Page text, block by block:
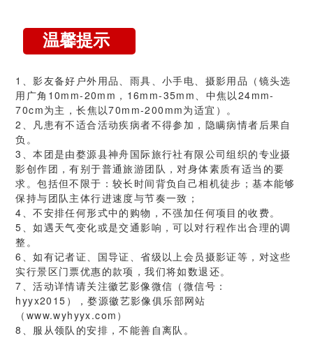
温馨提示
1、影友备好户外用品、雨具、小手电、摄影用品（镜头选
用广角10mm-20mm，16mm-35mm、中焦以24mm-
70cm为主，长焦以70mm-200mm为适宜）。
2、凡患有不适合活动疾病者不得参加，隐瞒病情者后果自
负。
3、本团是由婺源县神舟国际旅行社有限公司组织的专业摄
影创作团，有别于普通旅游团队，对身体素质有适当的要
求。包括但不限于：较长时间背负自己相机徒步；基本能够
保持与团队主体行进速度与节奏一致；
4、不安排任何形式中的购物，不强加任何项目的收费。
5、如遇天气变化或是交通影响，可以对行程作出合理的调
整。
6、如有记者证、国导证、省级以上会员摄影证等，对这些
实行景区门票优惠的款项，我们将如数退还。
7、活动详情请关注徽艺影像微信（微信号：
hyyx2015），婺源徽艺影像俱乐部网站
（www.wyhyyx.com）
8、服从领队的安排，不能善自离队。